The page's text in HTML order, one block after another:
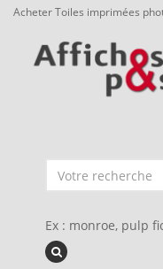
Acheter Toiles imprimées
Ex : monroe, pulp